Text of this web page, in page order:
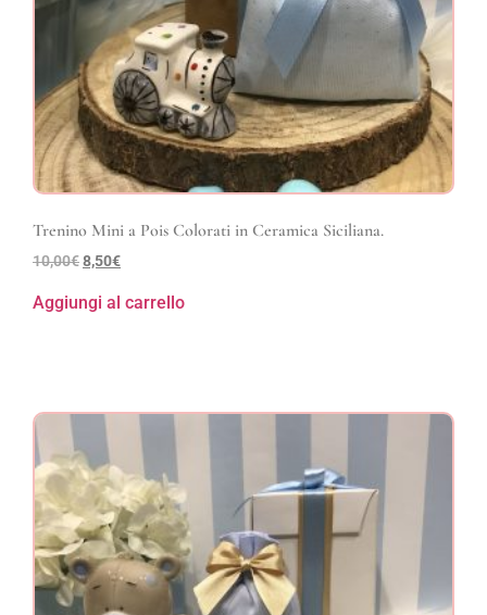
Trenino Mini a Pois Colorati in Ceramica Siciliana.
10,00€8,50€
Aggiungi al carrello